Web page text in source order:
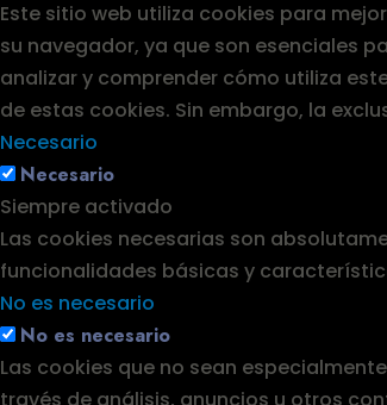
Este sitio web utiliza cookies para
su navegador, ya que son esenciales
analizar y comprender cómo utiliza
de estas cookies. Sin embargo, la
Necesario
Necesario
Siempre activado
Las cookies necesarias son
funcionalidades básicas y
No es necesario
No es necesario
Las cookies que no sean